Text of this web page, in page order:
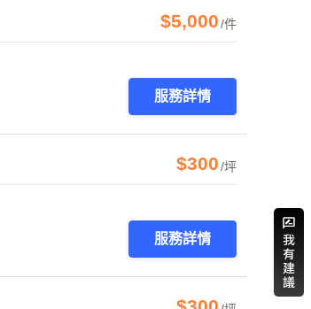
$5,000/件
服務詳情
$300/坪
服務詳情